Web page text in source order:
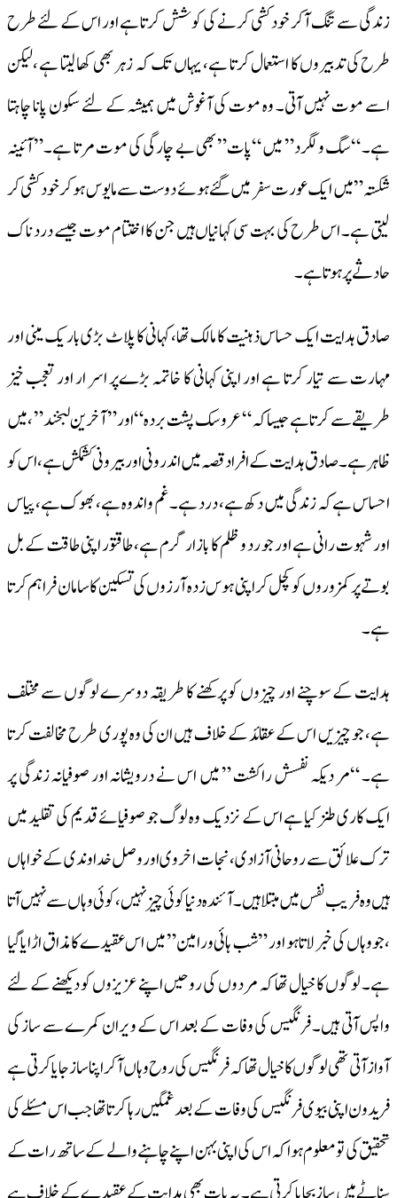
زندگی سے تنگ آکر خود کشی کرنے کی کوشش کرتا ہے اور اس کے لئے طرح
طرح کی تدبیروں کا استعمال کرتا ہے، یہاں تک کہ زہر بھی کھا لیتا ہے ،لیکن
اسے موت نہیں آتی۔ وہ موت کی آغوش میں ہمیشہ کے لئے سکون پانا چاہتا
ہے۔ “سگ ولگرد” میں “پات” بھی بے چارگی کی موت مرتا ہے۔” آئینہ
شکستہ” میں ایک عورت سفر میں گئے ہوئے دوست سے مایوس ہو کر خود کشی کر
لیتی ہے۔ اس طرح کی بہت سی کہانیاں ہیں جن کا اختتام موت جیسے درد ناک
حادثے پر ہوتا ہے۔
صادق ہدایت ایک حساس ذہنیت کا مالک تھا، کہانی کا پلاٹ بڑی بار یک مینی اور
مہارت سے تیار کرتا ہے اور اپنی کہانی کا خاتمہ بڑےپر اسر ار اور تعجب خیز
طریقے سے کرتا ہے جیسا کہ “عروسک پشت بردہ “اور” آخرین لبخند” ، میں
ظاہر ہے۔ صادق ہدایت کے افراد قصہ میں اندرونی اور بیر ونی کشمکش ہے، اس کو
احساس ہے کہ زندگی میں دکھ ہے، درد ہے۔ غم واندوہ ہے، بھوک ہے، پیاس
اور شہوت رانی ہے اور جو رد و ظلم کا بازار گرم ہے، طاقتور اپنی طاقت کے بل
بوتے پر کمزوروں کو کچل کر اپنی ہوس زدہ آرزوں کی تسکین کا سامان فراہم کرتا
ہے۔
ہدایت کے سوچنے اور چیزوں کو پرکھنے کا طریقہ دوسرے لوگوں سے مختلف
ہے، جو چیزیں اس کے عقائد کے خلاف ہیں ان کی وہ پوری طرح مخالفت کرتا
ہے۔ “مر دیکہ نفسش راکشت ” میں اس نے درویشانہ اور صوفیانہ زندگی پر
ایک کاری طنز کیا ہے اس کے نزدیک وہ لوگ جو صوفیائے قدیم کی تقلید میں
ترک علائق سے روحانی آزادی ، نجات اخروی اور وصل خداوندی کے خواہاں
ہیں وہ فریب نفس میں مبتلا ہیں۔ آئندہ دنیا کوئی چیز نہیں ،کوئی وہاں سے نہیں آتا
،جو وہاں کی خبر لاتا ہو اور ” شب ہائی ورامین” میں اس عقیدے کا مذاق اڑایا گیا
ہے۔ لوگوں کا خیال تھا کہ مردوں کی روحیں اپنے عزیزوں کو دیکھنے کے لئے
واپس آتی ہیں۔ فرنگیس کی وفات کے بعد اس کے ویران کمرے سے ساز کی
آواز آتی تھی لوگوں کا خیال تھا کہ فرنگیس کی روح وہاں آکر اپنا ساز جایا کرتی ہے
فریدون اپنی بیوی فرنگیس کی وفات کے بعد غمگین رہا کرتا تھا جب اس مسئلے کی
تحقیق کی تو معلوم ہوا کہ اس کی اپنی بہن اپنے چاہنے والے کے ساتھ رات کے